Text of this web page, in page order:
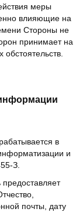
меры
влияющие на
Стороны не
принимает на
в
и
З.
почты, дату